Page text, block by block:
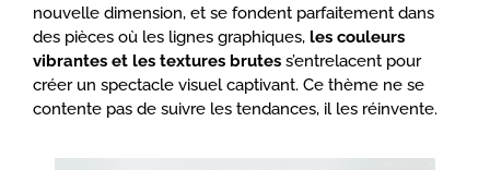
nouvelle dimension, et se fondent parfaitement dans
des pièces où les lignes graphiques, les couleurs
vibrantes et les textures brutes s’entrelacent pour
créer un spectacle visuel captivant. Ce thème ne se
contente pas de suivre les tendances, il les réinvente.